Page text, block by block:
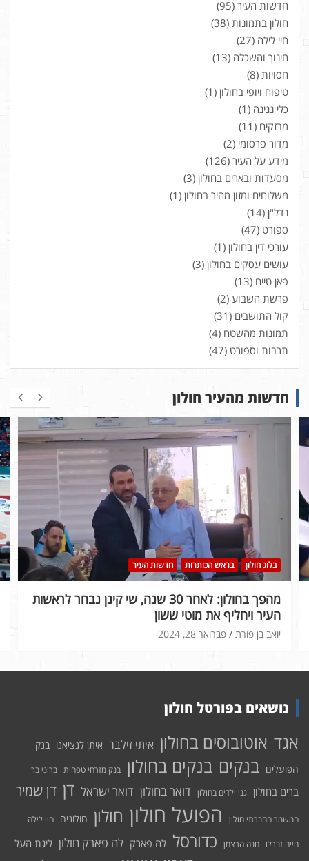
חדשות העיר (95)
חולון בתמונות (38)
חיי לילה (27)
חינוך והשכלה (13)
חסויות (8)
טיפוח ויופי בחולון (1)
כלי נגינה (1)
מבזקים (11)
מדור פרסומי (2)
מידע על העיר (126)
מסעדות ובארים בחולון (3)
משלוחים ומזון מהיר בחולון (1)
נדל"ן (14)
ספורט (47)
עורכי דין בחולון (1)
עושים עסקים בחולון (3)
פאן טיים (13)
פרשת השבוע (2)
קול התושבים (31)
תמונות מהשטח (4)
תרבות וספורט (47)
חדשות מהעיר חולון
בלוג חולון בראש הכותרות חדשות העיר
מהפך בחולון: לאחר 30 שנה, שי קינן נבחר לראשות
העיר ויחליף את מוטי ששון
פברואר 28, 2024 יואב בן פורת
נושאים בפורטל חולון
אגד אוטובוסים בחולון איתי זילבר איתן לנציאנו בנק
הפועלים בנקים בנקים בחולון בנק מזרחי טפחות ברוני בר
ברים בחולון גני ילדים בחולון דואר בחולון דואר ישראל דן דן שמיר
המשמר החברתי חולון הפועל חולון חולון חולוניה חיי לילה
חיים זברלו חנה הרצמן כדורסל לה פארק לה פארק חולון ליגת העל